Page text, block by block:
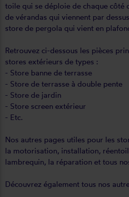
toile qui se déploie de chaque côté
de vérandas qui viennent par
store de pergola qui vient en
Retrouvez ci-dessous les pièces
stores extérieurs de types :
- Store banne de terrasse
- Store de terrasse à double pente
- Store de jardin
- Store screen extérieur
- Etc.
Nos autres pages utiles pour les
la motorisation, installation,
lambrequin, la réparation et tous
Découvrez également tous nos